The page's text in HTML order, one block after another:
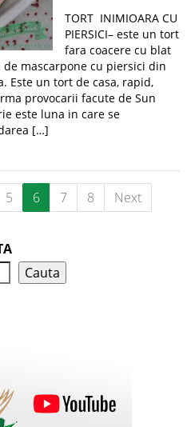
TORT INIMIOARA CU
PIERSICI– este un tort
fara coacere cu blat
mascarpone cu piersici din
Este un tort de casa, rapid,
provocarii facute de Sun
este luna in care se
[…]
5 6 7 8 Next
Cauta